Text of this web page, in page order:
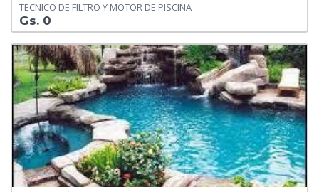
TECNICO DE FILTRO Y MOTOR DE PISCINA
Gs. 0